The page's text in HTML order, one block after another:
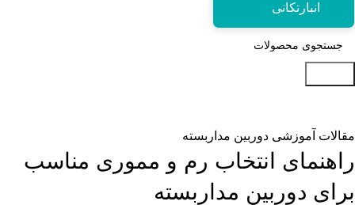
انبارتکانی
مقالات آموزشی دوربین مداربسته
راهنمای انتخاب رم و مموری مناسب
برای دوربین‌ مداربسته